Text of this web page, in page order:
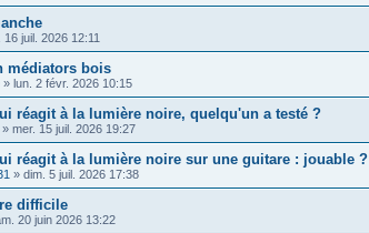
16 juil. 2026 12:11
médiators bois
» lun. 2 févr. 2026 10:15
réagit à la lumière noire, quelqu'un a testé ?
» mer. 15 juil. 2026 19:27
réagit à la lumière noire sur une guitare : jouable ?
» dim. 5 juil. 2026 17:38
difficile
20 juin 2026 13:22